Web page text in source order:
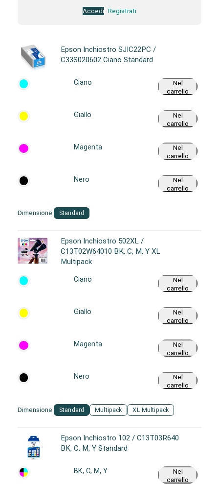
Accedi Registrati
Epson Inchiostro SJIC22PC /
C33S020602 Ciano Standard
Dimensione: Standard
Ciano
Nel
carrello
Giallo
Nel
carrello
Magenta
Nel
carrello
Nero
Nel
carrello
Epson Inchiostro 502XL /
C13T02W64010 BK, C, M, Y XL
Multipack
Dimensione: Standard Multipack XL Multipack
Ciano
Nel
carrello
Giallo
Nel
carrello
Magenta
Nel
carrello
Nero
Nel
carrello
Epson Inchiostro 102 / C13T03R640
BK, C, M, Y Standard
BK, C, M, Y
Nel
carrello